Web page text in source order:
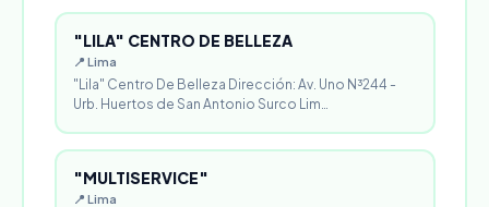
"LILA" CENTRO DE BELLEZA
📍 Lima
"Lila" Centro De Belleza Dirección: Av. Uno N³244 -
Urb. Huertos de San Antonio Surco Lim…
"MULTISERVICE"
📍 Lima